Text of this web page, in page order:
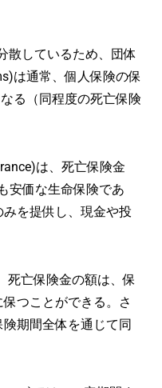
散しているため、団体
は通常、個人保険の保
る（同程度の死亡保険
は、死亡保険金
安価な生命保険であ
を提供し、現金や投
死亡保険金の額は、保
つことができる。さ
期間全体を通じて同